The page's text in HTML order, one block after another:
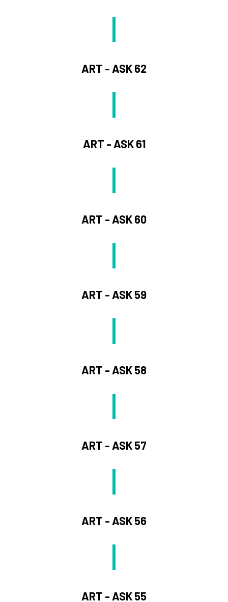
ART - ASK 62
ART - ASK 61
ART - ASK 60
ART - ASK 59
ART - ASK 58
ART - ASK 57
ART - ASK 56
ART - ASK 55